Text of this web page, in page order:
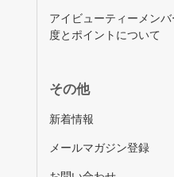
アイビューティーメンバ
度とポイントについて
その他
新着情報
メールマガジン登録